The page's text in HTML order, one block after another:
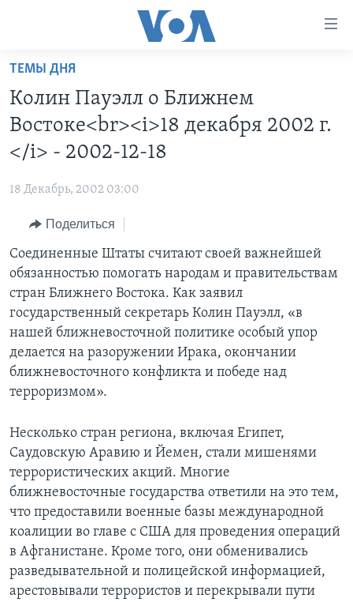
Перейти
основной
контент
Перейти
основной
навигации
Перейти
поиск
АМЕРИКА
ИТОГИ
ПОЧЕМУ ЭТО ВАЖНО?
ДИСКУССИЯ VOA
НЬЮ-ЙОРК NEW YORK
АМЕРИКА. БОЛЬШОЕ ПУТЕШЕСТВИЕ
ПРОЕКТЫ
НАША АМЕРИКАНСКАЯ ИСТОРИЯ
А КАК В АМЕРИКЕ?
АРТЕФАКТЫ
ТЕСТЫ
ИНТЕРВЬЮ
ФАКТЫ ПРОТИВ ФЕЙКОВ
ЗА СВОБОДУ ПРЕССЫ
ВИДЕО
ПОДПИСКА НА НОВОСТИ
Языки
ТЕМЫ ДНЯ
Колин Пауэлл о Ближнем
Востоке<br><i>18 декабря 2002 г.
</i> - 2002-12-18
18 Декабрь, 2002 03:00
Поделиться
Соединенные Штаты считают своей важнейшей
обязанностью помогать народам и правительствам
стран Ближнего Востока. Как заявил
государственный секретарь Колин Пауэлл, «в
нашей ближневосточной политике особый упор
делается на разоружении Ирака, окончании
ближневосточного конфликта и победе над
терроризмом».
Несколько стран региона, включая Египет,
Саудовскую Аравию и Йемен, стали мишенями
террористических акций. Многие
ближневосточные государства ответили на это тем,
что предоставили военные базы международной
коалиции во главе с США для проведения операций
в Афганистане. Кроме того, они обменивались
разведывательной и полицейской информацией,
арестовывали террористов и перекрывали пути